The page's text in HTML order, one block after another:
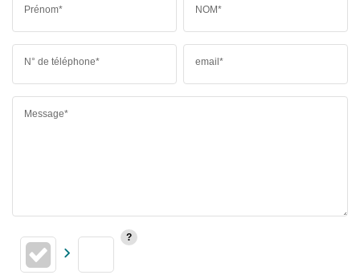
Prénom* NOM*
N° de téléphone* email*
Message*